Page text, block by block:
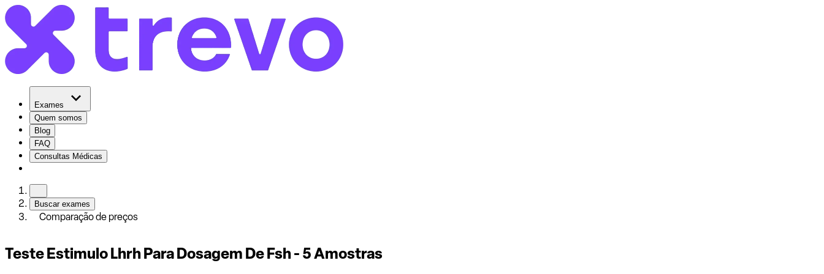
Exames
Quem somos
Blog
FAQ
Consultas Médicas
Buscar exames
Comparação de preços
Teste Estimulo Lhrh Para Dosagem De Fsh - 5 Amostras